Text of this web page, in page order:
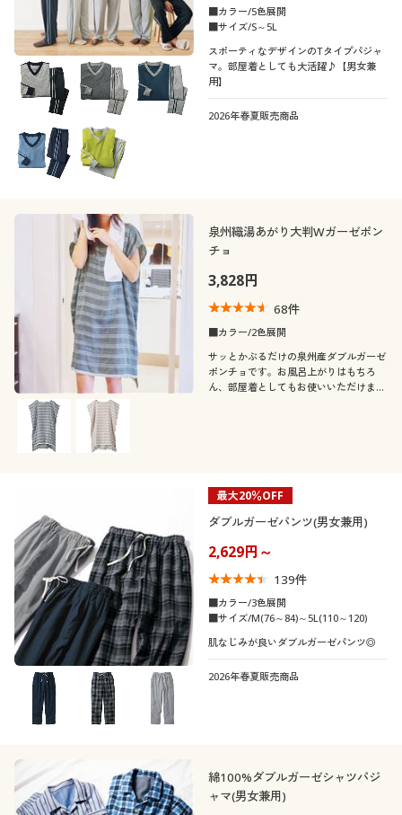
■カラー/5色展開
■サイズ/S～5L
スポーティなデザインのTタイプパジャ
マ。部屋着としても大活躍♪【男女兼
用】
2026年春夏販売商品
泉州織湯あがり大判Wガーゼポン
チョ
3,828円
68件
■カラー/2色展開
サッとかぶるだけの泉州産ダブルガーゼ
ポンチョです。お風呂上がりはもちろ
ん、部屋着としてもお使いいただけま
最大20％OFF
ダブルガーゼパンツ(男女兼用)
2,629円～
139件
■カラー/3色展開
■サイズ/M(76～84)～5L(110～120)
肌なじみが良いダブルガーゼパンツ◎
2026年春夏販売商品
綿100%ダブルガーゼシャツパジ
ャマ(男女兼用)